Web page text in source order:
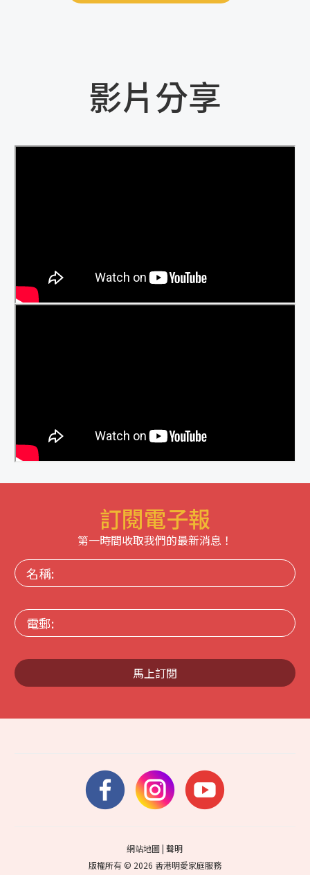
影片分享
訂閱電子報
第一時間收取我們的最新消息！
名
稱:
電
郵:
馬上訂閱
網站地圖|聲明
版權所有 © 2026 香港明愛家庭服務